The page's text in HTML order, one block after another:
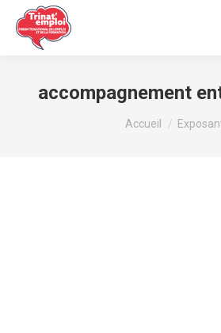
accompagnement
Vous êtes ici :
Accueil